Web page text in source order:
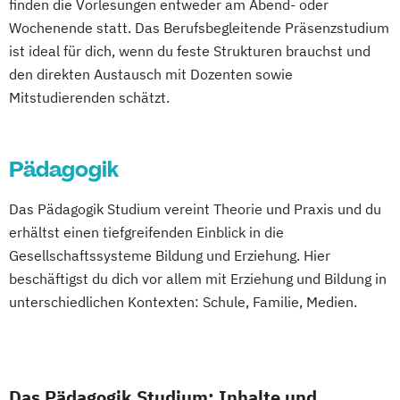
Logopädie Nachhaltige Energiesysteme
Physiotherapie Radiologietechnologie
Software Engineering und vernetzte
Systeme
Green Mobility
Health Assisting Engineering
Health Studies*
Health Tech and Clinical Engineering
Integriertes Risikomanagement
Integriertes Sicherheitsmanagement
Kinder- und Familienzentrierte Soziale
Arbeit
Logopädie* Molecular Biotechnology
Molekulare Biotechnologie
Multilingual Technologies
finden die Vorlesungen entweder am Abend- oder
Wochenende statt. Das Berufsbegleitende Präsenzstudium
ist ideal für dich, wenn du feste Strukturen brauchst und
den direkten Austausch mit Dozenten sowie
Mitstudierenden schätzt.
Pädagogik
Das Pädagogik Studium vereint Theorie und Praxis und du
erhältst einen tiefgreifenden Einblick in die
Gesellschaftssysteme Bildung und Erziehung. Hier
beschäftigst du dich vor allem mit Erziehung und Bildung in
unterschiedlichen Kontexten: Schule, Familie, Medien.